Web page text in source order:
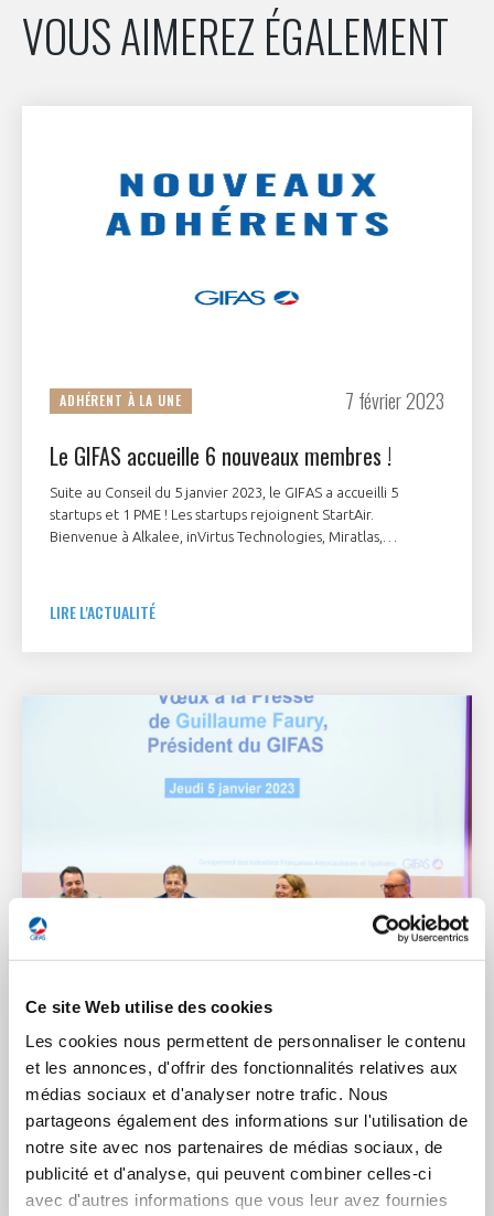
Ce site Web utilise des cookies
Les cookies nous permettent de personnaliser le contenu
et les annonces, d'offrir des fonctionnalités relatives aux
médias sociaux et d'analyser notre trafic. Nous
partageons également des informations sur l'utilisation de
notre site avec nos partenaires de médias sociaux, de
publicité et d'analyse, qui peuvent combiner celles-ci
avec d'autres informations que vous leur avez fournies
VOUS AIMEREZ ÉGALEMENT
ADHÉRENT À LA UNE 7 février 2023
Le GIFAS accueille 6 nouveaux membres !
Suite au Conseil du 5 janvier 2023, le GIFAS a accueilli 5
startups et 1 PME ! Les startups rejoignent StartAir.
Bienvenue à Alkalee, inVirtus Technologies, Miratlas,
LIRE L'ACTUALITÉ
Voeux 2023 du Président du GIFAS à la Presse
présentant ses vœux à la Presse.
LIRE L'ACTUALITÉ